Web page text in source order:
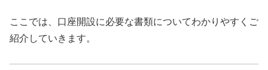
ここでは、口座開設に必要な書類についてわかりやすくご
紹介していきます。